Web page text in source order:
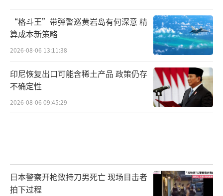
“格斗王”带弹警巡黄岩岛有何深意 精
算成本新策略
2026-08-06 13:11:38
印尼恢复出口可能含稀土产品 政策仍存
不确定性
2026-08-06 09:45:29
日本警察开枪致持刀男死亡 现场目击者
拍下过程